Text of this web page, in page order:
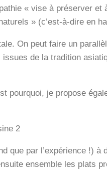
« vise à préserver et
» (c’est-à-dire en
On peut faire un
de la tradition
pourquoi, je propose
que par l’expérience !) à
ensemble les plats